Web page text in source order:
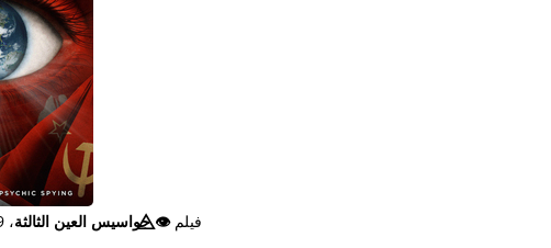
فيلم👁️⃤جواسيس العين الثالثة، 2019. شاهد على